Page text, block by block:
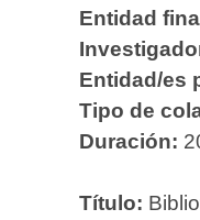
Entidad
Entidad/es
Tipo de
Duración:
Título: